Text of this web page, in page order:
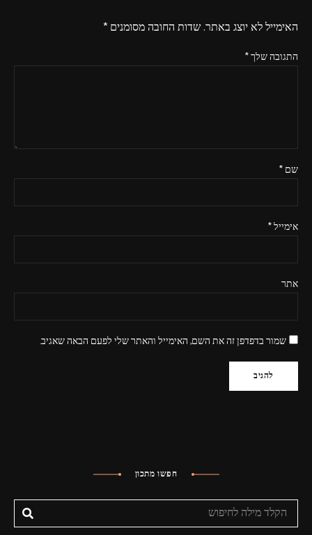
האימייל לא יוצג באתר.שדות החובה מסומנים*
התגובה שלך*
שם*
אימייל*
אתר
שמור בדפדפן זה את השם, האימייל והאתר שלי לפעם הבאה שאגיב.
חפשו מתכון